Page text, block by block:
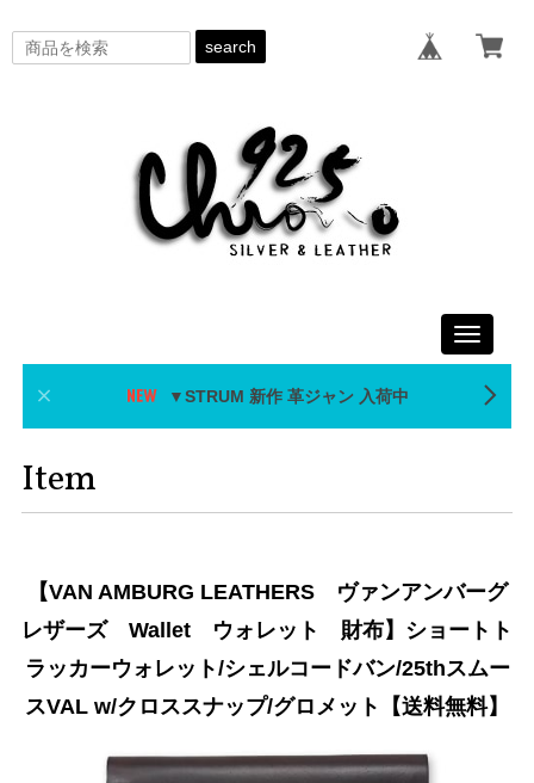
search
Toggle
▼STRUM 新作 革ジャン 入荷中
Item
【VAN AMBURG LEATHERS ヴァンアンバーグ
レザーズ Wallet ウォレット 財布】ショートト
ラッカーウォレット/シェルコードバン/25thスムー
スVAL w/クロススナップ/グロメット【送料無料】